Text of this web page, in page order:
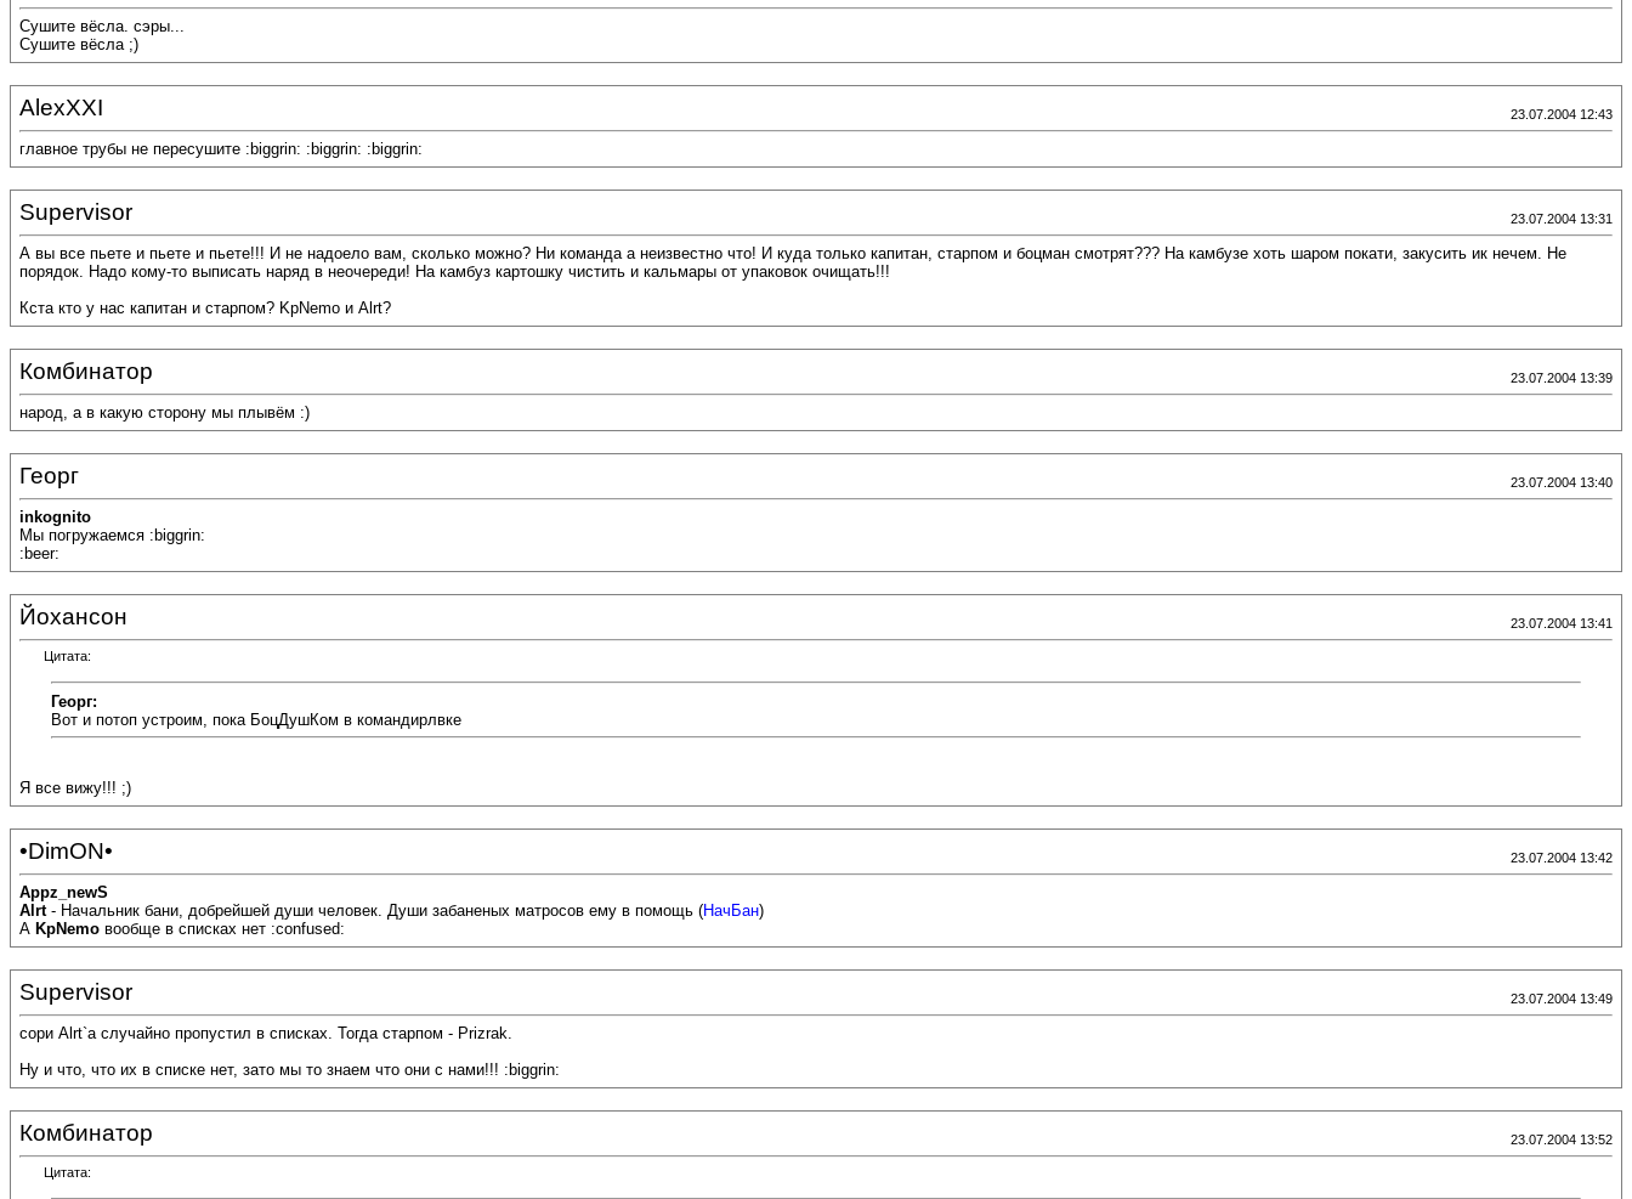
Сушите вёсла. сэры...
Сушите вёсла ;)
AlexXXI 23.07.2004 12:43
главное трубы не пересушите :biggrin: :biggrin: :biggrin:
Supervisor 23.07.2004 13:31
А вы все пьете и пьете и пьете!!! И не надоело вам, сколько можно? Ни команда а неизвестно что! И куда только капитан, старпом и боцман смотрят??? На камбузе хоть шаром покати, закусить ик нечем. Не
порядок. Надо кому-то выписать наряд в неочереди! На камбуз картошку чистить и кальмары от упаковок очищать!!!
Кста кто у нас капитан и старпом? KpNemo и Alrt?
Комбинатор 23.07.2004 13:39
народ, а в какую сторону мы плывём :)
Георг 23.07.2004 13:40
inkognito
Мы погружаемся :biggrin:
:beer:
Йохансон 23.07.2004 13:41
Цитата:
Георг:
Вот и потоп устроим, пока БоцДушКом в командирлвке
Я все вижу!!! ;)
•DimON• 23.07.2004 13:42
Appz_newS
Alrt- Начальник бани, добрейшей души человек. Души забаненых матросов ему в помощь (НачБан)
А KpNemo вообще в списках нет :confused:
Supervisor 23.07.2004 13:49
сори Alrt`а случайно пропустил в списках. Тогда старпом - Prizrak.
Ну и что, что их в списке нет, зато мы то знаем что они с нами!!! :biggrin:
Комбинатор 23.07.2004 13:52
Цитата: